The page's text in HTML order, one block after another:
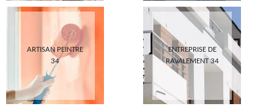
ARTISAN PEINTRE
34
ENTREPRISE DE
RAVALEMENT 34